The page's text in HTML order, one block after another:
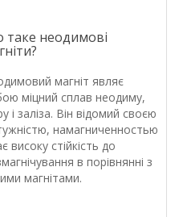
неодимові
магніт являє
міцний сплав неодиму,
і заліза. Він відомий своєю
намагниченностью
високу стійкість до
в порівнянні з
магнітами.